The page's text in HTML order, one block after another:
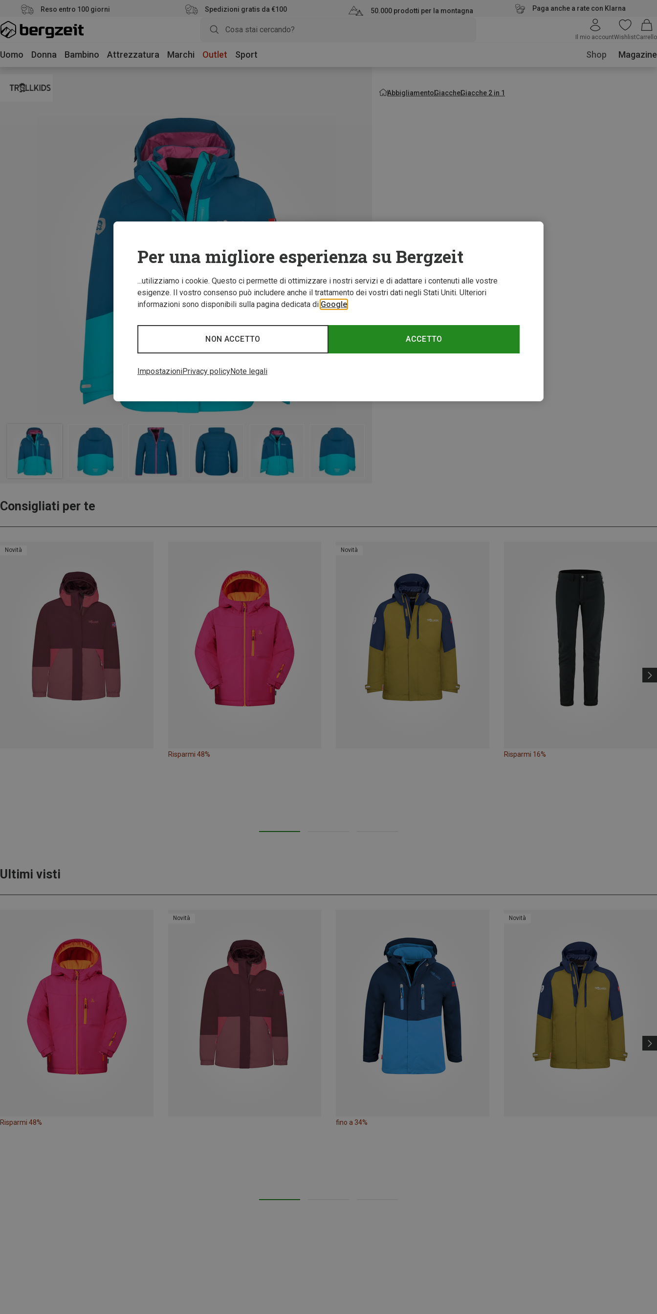
Reso entro 100 giorni Spedizioni gratis da €100 50.000 prodotti per la montagna Paga anche a rate con Klarna
Il mio accountWishlistCarrello
Uomo Donna Bambino Attrezzatura Marchi Outlet Sport Shop Magazine
AbbigliamentoGiaccheGiacche 2 in 1
Consigliati per te
Novità
Risparmi 48%
Novità
Risparmi 16%
Ultimi visti
Risparmi 48%
Novità
fino a 34%
Novità
Per una migliore esperienza su Bergzeit
...utilizziamo i cookie. Questo ci permette di ottimizzare i nostri servizi e di adattare i contenuti alle vostre
esigenze. Il vostro consenso può includere anche il trattamento dei vostri dati negli Stati Uniti. Ulteriori
informazioni sono disponibili sulla pagina dedicata di Google
ACCETTO
NON ACCETTO
ImpostazioniPrivacy policyNote legali